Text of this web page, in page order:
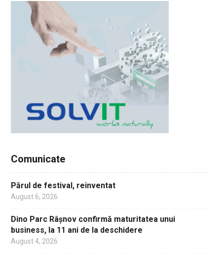
Comunicate
Părul de festival, reinventat
August 6, 2026
Dino Parc Râșnov confirmă maturitatea unui
business, la 11 ani de la deschidere
August 4, 2026